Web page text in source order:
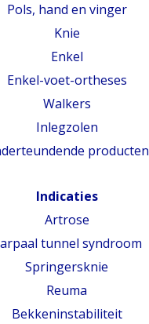
Pols, hand en vinger
Knie
Enkel
Enkel-voet-ortheses
Walkers
Inlegzolen
producten
Indicaties
Artrose
tunnel syndroom
Springersknie
Reuma
Bekkeninstabiliteit